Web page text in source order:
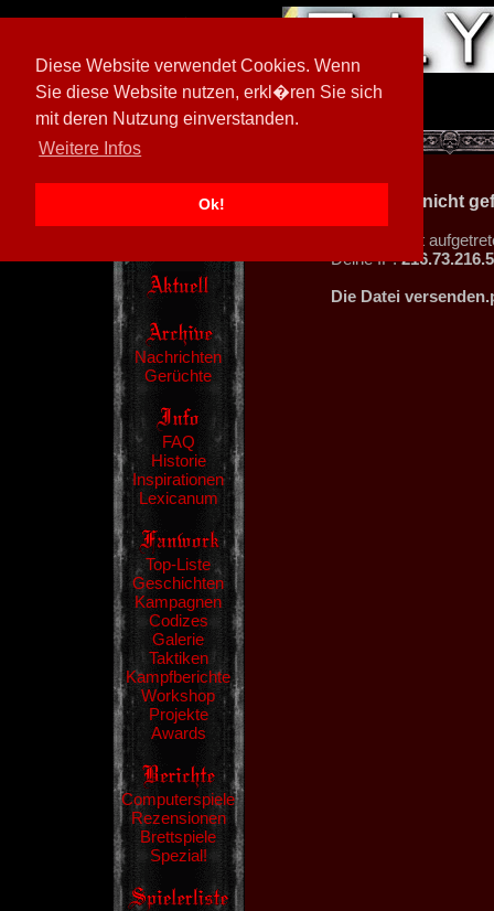
Diese Website verwendet Cookies. Wenn
Sie diese Website nutzen, erkl�ren Sie sich
mit deren Nutzung einverstanden.
Weitere Infos
Ok!
[ 597026/M3]
Nachrichten
Gerüchte
FAQ
Historie
Inspirationen
Lexicanum
Top-Liste
Geschichten
Kampagnen
Codizes
Galerie
Taktiken
Kampfberichte
Workshop
Projekte
Awards
Computerspiele
Rezensionen
Brettspiele
Spezial!
404 - Datei nicht
Ein Fehler ist
Deine IP:216.73.216.5
Die Datei